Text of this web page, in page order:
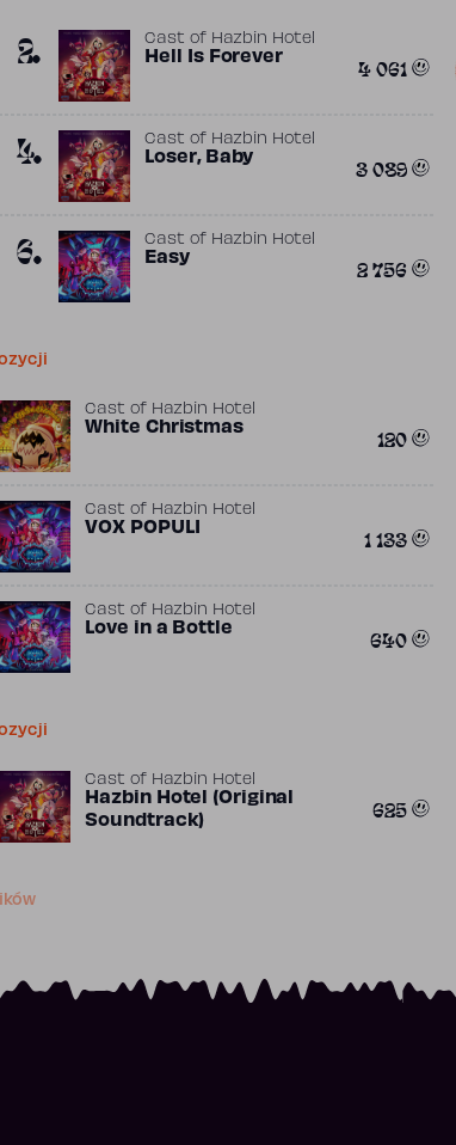
2. Cast of Hazbin Hotel
Hell Is Forever 4 061
4. Cast of Hazbin Hotel
Loser, Baby 3 089
6. Cast of Hazbin Hotel
Easy 2 756
Cast of Hazbin Hotel
White Christmas 120
Cast of Hazbin Hotel
VOX POPULI 1 133
Cast of Hazbin Hotel
Love in a Bottle 640
Cast of Hazbin Hotel
Hazbin Hotel (Original
Soundtrack)
625